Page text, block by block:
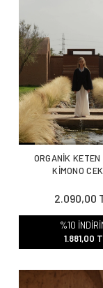
ORGANİK KETEN
KİMONO
2.090,00
%10
1.881,00